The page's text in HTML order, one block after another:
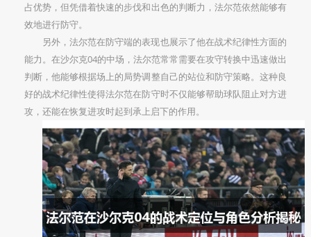
占优势，但凭借着快速的步伐和出色的判断力，法尔范依然能够有
效地进行防守。
另外，法尔范在防守端的表现也展示了他在战术纪律性方面的
能力。在沙尔克04的中场，法尔范常常需要在攻守转换中迅速做出
判断，他能够根据场上的局势调整自己的站位和防守策略。这种良
好的战术纪律性使得法尔范在防守时不仅能够帮助球队阻止对方进
攻，还能在恢复进攻时起到承上启下的作用。